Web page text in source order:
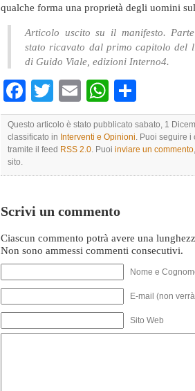
qualche forma una proprietà degli uomini
Articolo uscito su il manifesto.
stato ricavato dal primo capitolo del
di Guido Viale, edizioni Interno4.
Facebook
TwitterEmailWhatsApp
Questo articolo è stato pubblicato sabato, 1
classificato in Interventi e Opinioni. Puoi seguire i
tramite il feed RSS 2.0. Puoi inviare un commento
sito.
Scrivi un commento
Ciascun commento potrà avere una
Non sono ammessi commenti consecutivi.
Nome e
E-mail (non
Sito Web